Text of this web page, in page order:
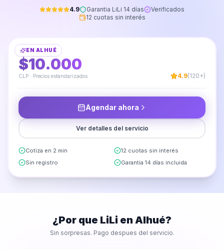
4.9 Garantia LiLi 14 días
Verificados
12 cuotas sin interés
EN ALHUÉ
DESDE
$10.000
CLP · Precios estandarizados 4.9(120+)
Agendar ahora
Ver detalles del servicio
Cotiza en 2 min
12 cuotas sin interés
Sin registro
Garantia 14 días incluida
¿Por que LiLi en Alhué?
Sin sorpresas. Pago despues del servicio.